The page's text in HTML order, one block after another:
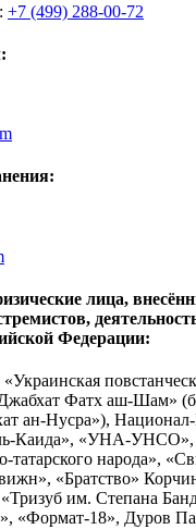
+7 (499) 288-00-72
лица,
Федерации:
Фатх аш-Шам»
ан-Нусра»),
Каида», «УНА-УНСО»,
народа»,
«Братство»
«Тризуб им. Степана
«Формат-18», Дуров